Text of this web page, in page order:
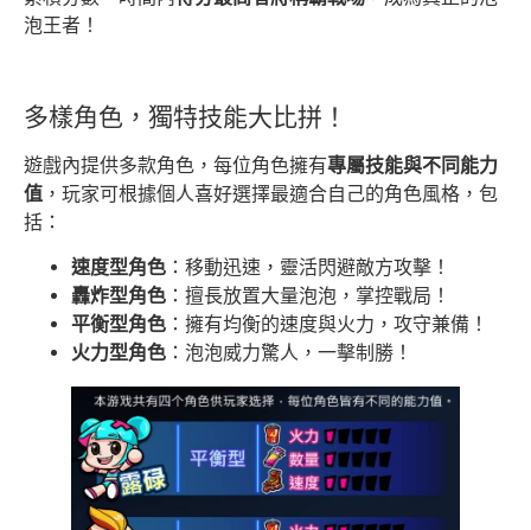
泡王者！
多樣角色，獨特技能大比拼！
遊戲內提供多款角色，每位角色擁有專屬技能與不同能力
值 ，玩家可根據個人喜好選擇最適合自己的角色風格，包
括：
速度型角色 ：移動迅速，靈活閃避敵方攻擊！
轟炸型角色 ：擅長放置大量泡泡，掌控戰局！
平衡型角色 ：擁有均衡的速度與火力，攻守兼備！
火力型角色 ：泡泡威力驚人，一擊制勝！